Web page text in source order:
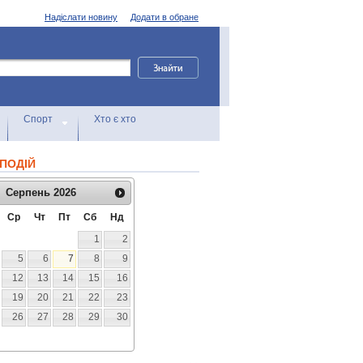
Додати в обране
Надіслати новину
Спорт Хто є хто
Серпень 2026
Ср Чт Пт Сб
Нд
1
2
5 6 7 8
9
12 13 14 15
16
19 20 21 22
23
26 27 28 29
30